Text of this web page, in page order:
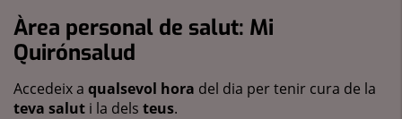
Àrea personal de salut: Mi
Quirónsalud
Accedeix a qualsevol hora del dia per tenir cura de la
teva salut i la dels teus.